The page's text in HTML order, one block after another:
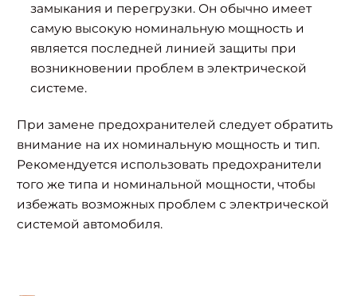
замыкания и перегрузки. Он обычно имеет
самую высокую номинальную мощность и
является последней линией защиты при
возникновении проблем в электрической
системе.
При замене предохранителей следует обратить
внимание на их номинальную мощность и тип.
Рекомендуется использовать предохранители
того же типа и номинальной мощности, чтобы
избежать возможных проблем с электрической
системой автомобиля.